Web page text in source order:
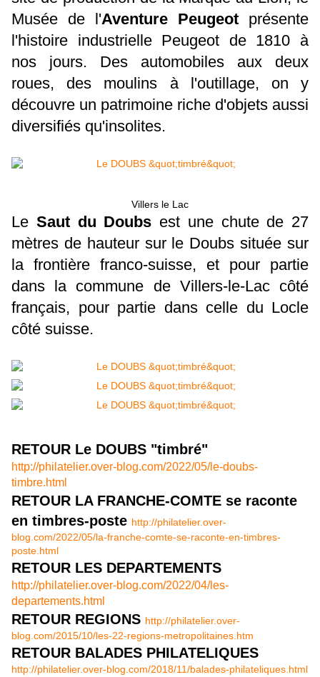
Musée de l'Aventure Peugeot présente
l'histoire industrielle Peugeot de 1810 à
nos jours. Des automobiles aux deux
roues, des moulins à l'outillage, on y
découvre un patrimoine riche d'objets aussi
diversifiés qu'insolites.
Villers le Lac
Le Saut du Doubs est une chute de 27
mètres de hauteur sur le Doubs située sur
la frontière franco-suisse, et pour partie
dans la commune de Villers-le-Lac côté
français, pour partie dans celle du Locle
côté suisse.
RETOUR Le DOUBS "timbré"
http://philatelier.over-blog.com/2022/05/le-doubs-
timbre.html
RETOUR LA FRANCHE-COMTE se raconte
en timbres-poste http://philatelier.over-
blog.com/2022/05/la-franche-comte-se-raconte-en-timbres-
poste.html
RETOUR LES DEPARTEMENTS
http://philatelier.over-blog.com/2022/04/les-
departements.html
RETOUR REGIONS http://philatelier.over-
blog.com/2015/10/les-22-regions-metropolitaines.htm
RETOUR BALADES PHILATELIQUES
http://philatelier.over-blog.com/2018/11/balades-philateliques.html